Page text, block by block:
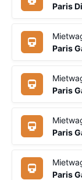
Paris
Paris
Paris
Paris
Paris